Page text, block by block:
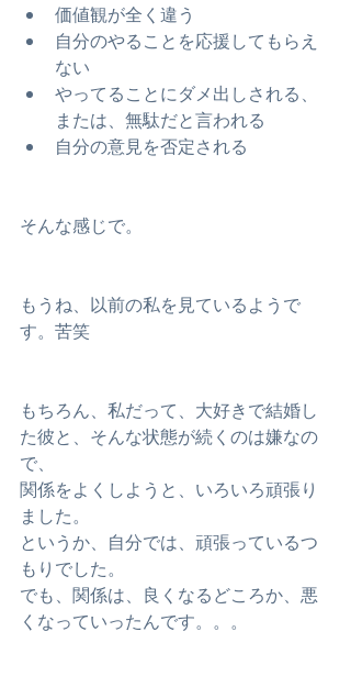
価値観が全く違う
自分のやることを応援してもらえ
ない
やってることにダメ出しされる、
または、無駄だと言われる
自分の意見を否定される
そんな感じで。
もうね、以前の私を見ているようで
す。苦笑
もちろん、私だって、大好きで結婚し
た彼と、そんな状態が続くのは嫌なの
で、
関係をよくしようと、いろいろ頑張り
ました。
というか、自分では、頑張っているつ
もりでした。
でも、関係は、良くなるどころか、悪
くなっていったんです。。。